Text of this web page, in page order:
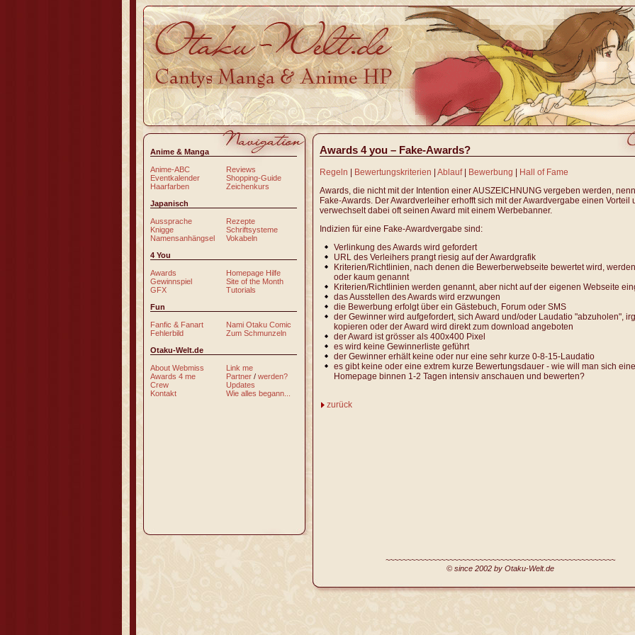
Anime & Manga
Anime-ABC
Eventkalender
Haarfarben
Reviews
Shopping-Guide
Zeichenkurs
Japanisch
Aussprache
Knigge
Namensanhängsel
Rezepte
Schriftsysteme
Vokabeln
4 You
Awards
Gewinnspiel
GFX
Homepage Hilfe
Site of the Month
Tutorials
Fun
Fanfic & Fanart
Fehlerbild
Nami Otaku Comic
Zum Schmunzeln
Otaku-Welt.de
About Webmiss
Awards 4 me
Crew
Kontakt
Link me
Partner / werden?
Updates
Wie alles begann...
Awards 4 you – Fake-Awards?
Regeln | Bewertungskriterien | Ablauf| Bewerbung | Hall of Fame
Awards, die nicht mit der Intention einer AUSZEICHNUNG vergeben werden,
Fake-Awards. Der Awardverleiher erhofft sich mit der Awardvergabe einen Vorteil
verwechselt dabei oft seinen Award mit einem Werbebanner.
Indizien für eine Fake-Awardvergabe sind:
Verlinkung des Awards wird gefordert
URL des Verleihers prangt riesig auf der Awardgrafik
Kriterien/Richtlinien, nach denen die Bewerberwebseite bewertet wird,
oder kaum genannt
Kriterien/Richtlinien werden genannt, aber nicht auf der eigenen Webseite
das Ausstellen des Awards wird erzwungen
die Bewerbung erfolgt über ein Gästebuch, Forum oder SMS
der Gewinner wird aufgefordert, sich Award und/oder Laudatio "abzuholen",
kopieren oder der Award wird direkt zum download angeboten
der Award ist grösser als 400x400 Pixel
es wird keine Gewinnerliste geführt
der Gewinner erhält keine oder nur eine sehr kurze 0-8-15-Laudatio
es gibt keine oder eine extrem kurze Bewertungsdauer - wie will man sich eine
Homepage binnen 1-2 Tagen intensiv anschauen und bewerten?
zurück
~~~~~~~~~~~~~~~~~~~~~~~~~~~~~~~~~~~~~~~~~~~~~~~~~~~~~~
© since 2002 by Otaku-Welt.de